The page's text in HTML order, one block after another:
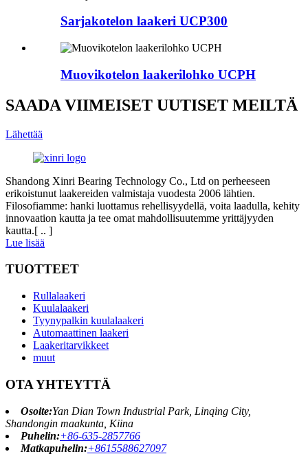
Sarjakotelon laakeri UCP300
Muovikotelon laakerilohko UCPH
SAADA VIIMEISET UUTISET MEILTÄ
Lähettää
Shandong Xinri Bearing Technology Co., Ltd on perheeseen
erikoistunut laakereiden valmistaja vuodesta 2006 lähtien.
Filosofiamme: hanki luottamus rehellisyydellä, voita laadulla, kehity
innovaation kautta ja tee omat mahdollisuutemme yrittäjyyden
kautta.[ .. ]
Lue lisää
TUOTTEET
Rullalaakeri
Kuulalaakeri
Tyynypalkin kuulalaakeri
Automaattinen laakeri
Laakeritarvikkeet
muut
OTA YHTEYTTÄ
Osoite:Yan Dian Town Industrial Park, Linqing City,
Shandongin maakunta, Kiina
Puhelin:+86-635-2857766
Matkapuhelin:+8615588627097